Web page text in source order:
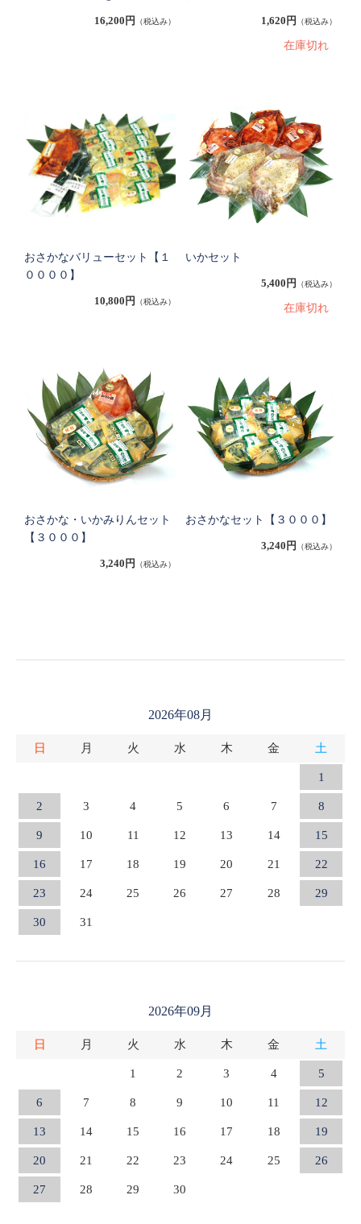
16,200円 （税込み） 1,620円 （税込み）
在庫切れ
おさかなバリューセット【１
００００】
10,800円 （税込み）
いかセット
5,400円 （税込み）
在庫切れ
おさかな・いかみりんセット
【３０００】
3,240円 （税込み）
おさかなセット【３０００】
3,240円 （税込み）
2026年08月
日 月 火 水 木 金 土
1
2 3 4 5 6 7 8
9 10 11 12 13 14 15
16 17 18 19 20 21 22
23 24 25 26 27 28 29
30 31
2026年09月
日 月 火 水 木 金 土
1 2 3 4 5
6 7 8 9 10 11 12
13 14 15 16 17 18 19
20 21 22 23 24 25 26
27 28 29 30